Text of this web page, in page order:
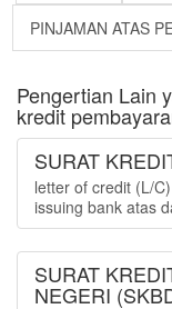
PINJAMAN ATAS
Pengertian Lain
kredit
SURAT
letter of credit (L/
issuing bank atas
SURAT
NEGERI